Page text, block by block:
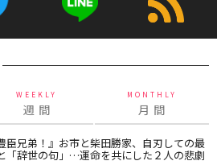
WEEKLY
週 間
MONTHLY
月 間
臣兄弟！』お市と柴田勝家、自刃しての最
「辞世の句」…運命を共にした２人の悲劇